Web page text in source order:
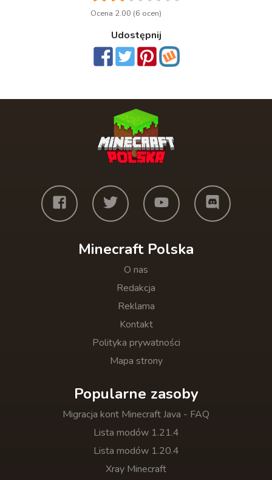
Ocena 2.00 (6 ocen)
Udostępnij
Minecraft Polska
O nas
Redakcja
Reklama
Kontakt
Polityka prywatności
Mapa strony
Popularne zasoby
Migracja kont Minecraft Java - FAQ
Lista modów 1.21.4
Lista modów 1.20.4
Xray Minecraft